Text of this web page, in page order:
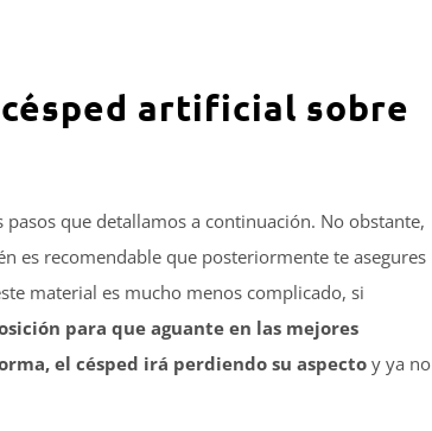
artificial sobre
que detallamos a continuación. No obstante,
es recomendable que posteriormente te asegures
material es mucho menos complicado, si
para que aguante en las mejores
el césped irá perdiendo su aspecto y ya no